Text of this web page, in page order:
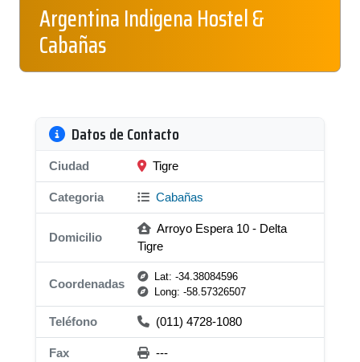
Argentina Indigena Hostel &
Cabañas
Datos de Contacto
Ciudad Tigre
Categoria Cabañas
Domicilio
Arroyo Espera 10 - Delta
Tigre
Coordenadas
Lat: -34.38084596
Long: -58.57326507
Teléfono (011) 4728-1080
Fax ---